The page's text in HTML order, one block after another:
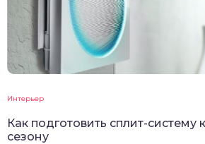
Интерьер
Как подготовить сплит-систему
сезону